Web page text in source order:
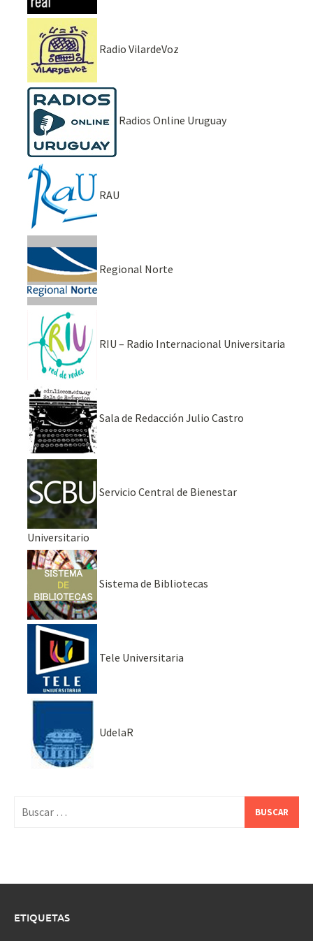
Radio VilardeVoz
Radios Online Uruguay
RAU
Regional Norte
RIU – Radio Internacional Universitaria
Sala de Redacción Julio Castro
Servicio Central de Bienestar
Universitario
Sistema de Bibliotecas
Tele Universitaria
UdelaR
ETIQUETAS